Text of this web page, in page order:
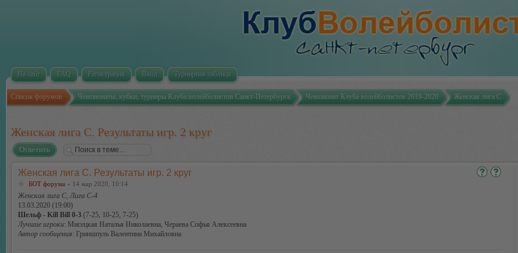
На сайт FAQ Регистрация Вход Турнирная таблица
Список форумов Чемпионаты, кубки, турниры Клуба волейболистов Санкт-Петербурга Чемпионат Клуба волейболистов 2019-2020 Женская лига С
Женская лига С. Результаты игр. 2 круг
Ответить
Женская лига С. Результаты игр. 2 круг
БОТ форума » 14 мар 2020, 10:14
Женская лига С, Лига С-4
13.03.2020 (19:00)
Шельф - Kill Bill 0-3 (7-25, 10-25, 7-25)
Лучшие игроки: Мисецкая Наталья Николаевна, Чераева Софья Алексеевна
Автор сообщения: Гриншпуль Валентина Михайловна